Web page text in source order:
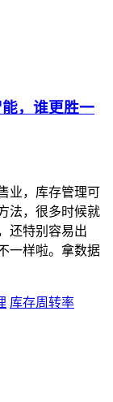
，谁更胜一
业，库存管理可
法，很多时候就
还特别容易出
一样啦。拿数据
库存周转率